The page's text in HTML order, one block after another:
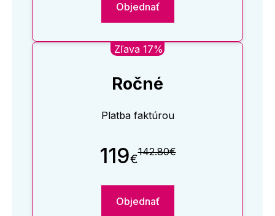
Objednať
Zľava 17%
Ročné
Platba faktúrou
119€142.80€
Objednať